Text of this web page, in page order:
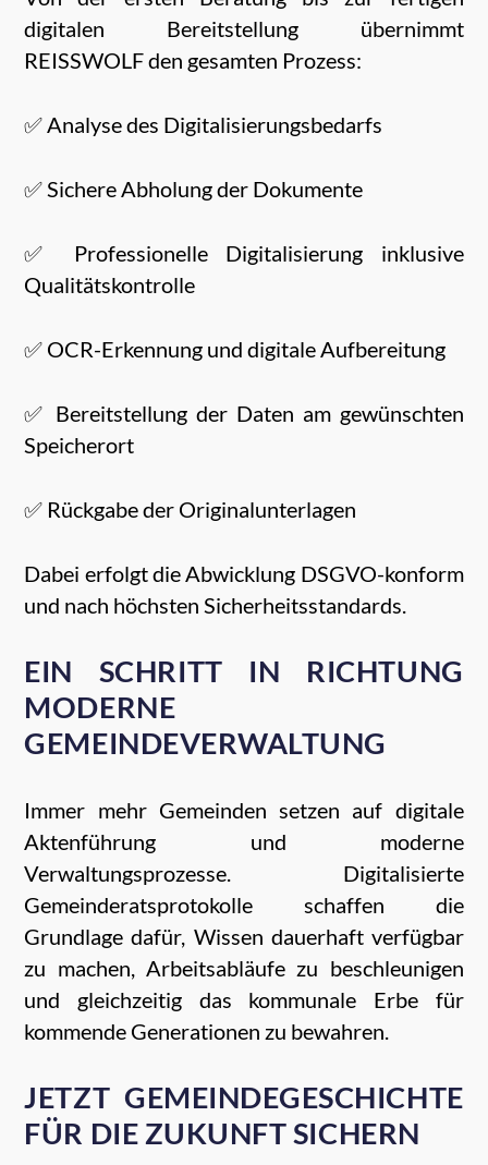
digitalen Bereitstellung übernimmt
REISSWOLF den gesamten Prozess:
✅ Analyse des Digitalisierungsbedarfs
✅ Sichere Abholung der Dokumente
✅ Professionelle Digitalisierung inklusive
Qualitätskontrolle
✅ OCR-Erkennung und digitale Aufbereitung
✅ Bereitstellung der Daten am gewünschten
Speicherort
✅ Rückgabe der Originalunterlagen
Dabei erfolgt die Abwicklung DSGVO-konform
und nach höchsten Sicherheitsstandards.
EIN SCHRITT IN RICHTUNG
MODERNE
GEMEINDEVERWALTUNG
Immer mehr Gemeinden setzen auf digitale
Aktenführung und moderne
Verwaltungsprozesse. Digitalisierte
Gemeinderatsprotokolle schaffen die
Grundlage dafür, Wissen dauerhaft verfügbar
zu machen, Arbeitsabläufe zu beschleunigen
und gleichzeitig das kommunale Erbe für
kommende Generationen zu bewahren.
JETZT GEMEINDEGESCHICHTE
FÜR DIE ZUKUNFT SICHERN